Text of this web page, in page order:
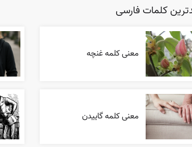
کلمات فارسی
معنی کلمه غنچه
معنی کلمه گاییدن